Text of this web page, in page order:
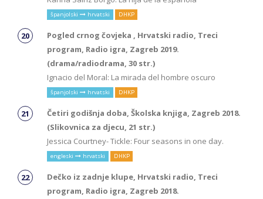
španjolski hrvatski DHKP
Pogled crnog čovjeka , Hrvatski radio, Treci
program, Radio igra, Zagreb 2019.
(drama/radiodrama, 30 str.)
Ignacio del Moral: La mirada del hombre oscuro
španjolski hrvatski DHKP
Četiri godišnja doba, Školska knjiga, Zagreb 2018.
(Slikovnica za djecu, 21 str.)
Jessica Courtney- Tickle: Four seasons in one day.
engleski hrvatski DHKP
Dečko iz zadnje klupe, Hrvatski radio, Treci
program, Radio igra, Zagreb 2018.